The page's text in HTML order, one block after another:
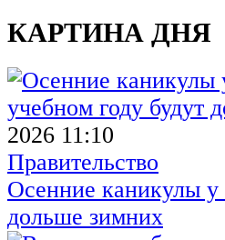
КАРТИНА ДНЯ
2026 11:10
Правительство
Осенние каникулы у
дольше зимних